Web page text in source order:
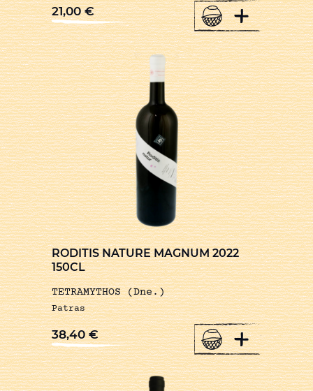
21,00€ +
RODITIS NATURE MAGNUM 2022
150CL
TETRAMYTHOS (Dne.)
Patras
38,40€ +